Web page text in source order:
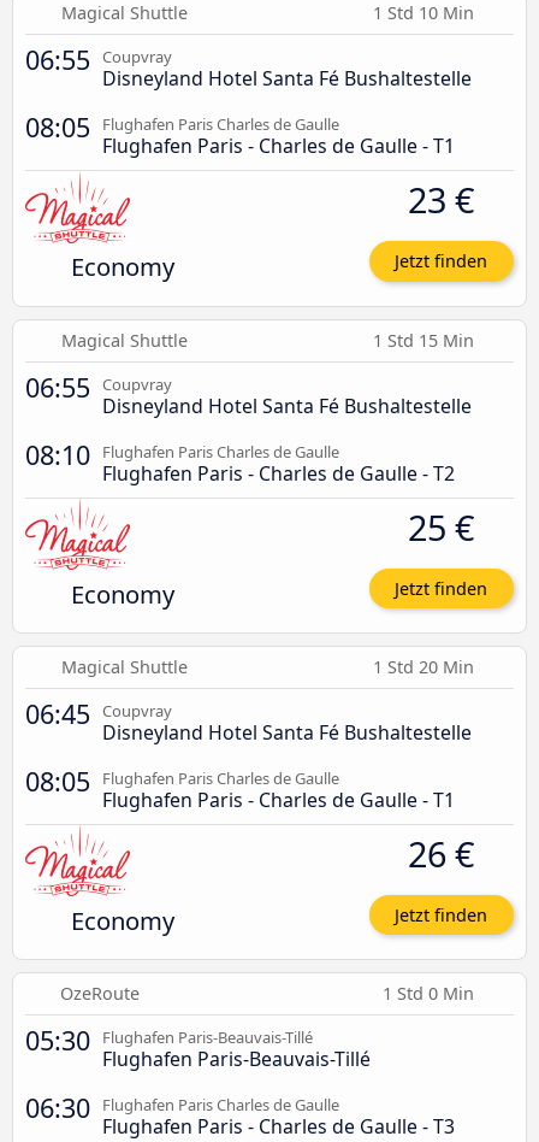
Magical Shuttle 1 Std 10 Min
06:55 Coupvray
Disneyland Hotel Santa Fé Bushaltestelle
08:05 Flughafen Paris Charles de Gaulle
Flughafen Paris - Charles de Gaulle - T1
Economy
23 €
Jetzt finden
Magical Shuttle 1 Std 15 Min
06:55 Coupvray
Disneyland Hotel Santa Fé Bushaltestelle
08:10 Flughafen Paris Charles de Gaulle
Flughafen Paris - Charles de Gaulle - T2
Economy
25 €
Jetzt finden
Magical Shuttle 1 Std 20 Min
06:45 Coupvray
Disneyland Hotel Santa Fé Bushaltestelle
08:05 Flughafen Paris Charles de Gaulle
Flughafen Paris - Charles de Gaulle - T1
Economy
26 €
Jetzt finden
OzeRoute 1 Std 0 Min
05:30 Flughafen Paris-Beauvais-Tillé
Flughafen Paris-Beauvais-Tillé
06:30 Flughafen Paris Charles de Gaulle
Flughafen Paris - Charles de Gaulle - T3